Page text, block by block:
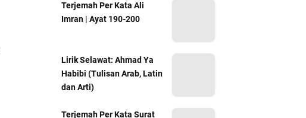
Terjemah Per Kata Ali
Imran | Ayat 190-200
Lirik Selawat: Ahmad Ya
Habibi (Tulisan Arab, Latin
dan Arti)
Terjemah Per Kata Surat